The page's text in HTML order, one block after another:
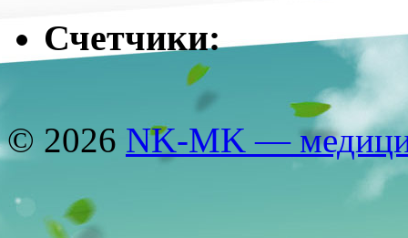
Счетчики:
© 2026 NK-MK —